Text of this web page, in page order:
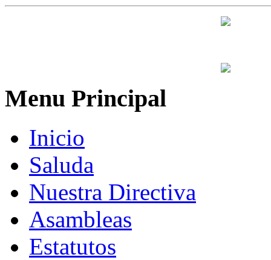
Menu Principal
Inicio
Saluda
Nuestra Directiva
Asambleas
Estatutos